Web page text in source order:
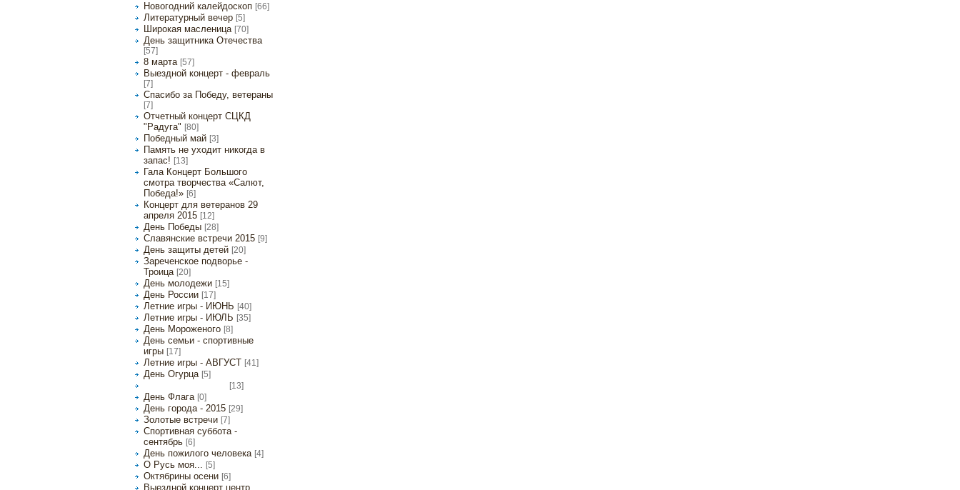
Новогодний калейдоскоп [66]
Литературный вечер [5]
Широкая масленица [70]
День защитника Отечества
[57]
8 марта [57]
Выездной концерт - февраль
[7]
Спасибо за Победу, ветераны
[7]
Отчетный концерт СЦКД
"Радуга" [80]
Победный май [3]
Память не уходит никогда в
запас! [13]
Гала Концерт Большого
смотра творчества «Салют,
Победа!» [6]
Концерт для ветеранов 29
апреля 2015 [12]
День Победы [28]
Славянские встречи 2015 [9]
День защиты детей [20]
Зареченское подворье -
Троица [20]
День молодежи [15]
День России [17]
Летние игры - ИЮНЬ [40]
Летние игры - ИЮЛЬ [35]
День Мороженого [8]
День семьи - спортивные
игры [17]
Летние игры - АВГУСТ [41]
День Огурца [5]
[13]
День Флага [0]
День города - 2015 [29]
Золотые встречи [7]
Спортивная суббота -
сентябрь [6]
День пожилого человека [4]
О Русь моя... [5]
Октябрины осени [6]
Выездной концерт центр